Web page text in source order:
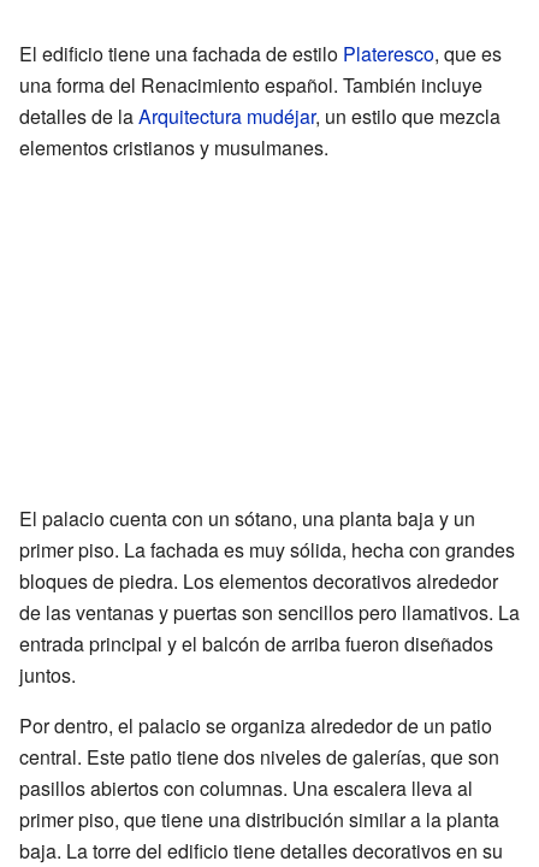
El edificio tiene una fachada de estilo Plateresco, que es
una forma del Renacimiento español. También incluye
detalles de laArquitectura mudéjar, un estilo que mezcla
elementos cristianos y musulmanes.
El palacio cuenta con un sótano, una planta baja y un
primer piso. La fachada es muy sólida, hecha con grandes
bloques de piedra. Los elementos decorativos alrededor
de las ventanas y puertas son sencillos pero llamativos. La
entrada principal y el balcón de arriba fueron diseñados
juntos.
Por dentro, el palacio se organiza alrededor de un patio
central. Este patio tiene dos niveles de galerías, que son
pasillos abiertos con columnas. Una escalera lleva al
primer piso, que tiene una distribución similar a la planta
baja. La torre del edificio tiene detalles decorativos en su